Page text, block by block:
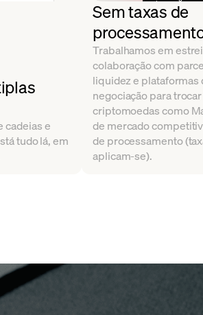
cadeias e
tudo lá, em
Sem taxas de
Trabalhamos em
colaboração com
liquidez e plataformas
negociação para trocar
criptomoedas como
de mercado
de processamento
aplicam-se).